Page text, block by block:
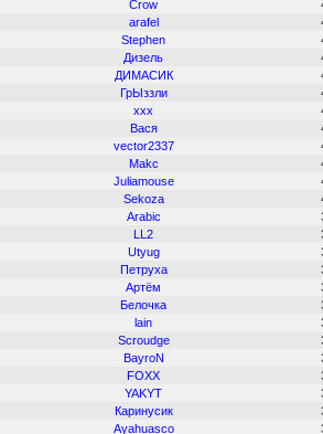
Crow
arafel
Stephen
Дизель
ДИМАСИК
ГрЫззли
xxx
Вася
vector2337
Makc
Juliamouse
Sekoza
Arabic
LL2
Utyug
Петруха
Артём
Белочка
lain
Scroudge
BayroN
FOXX
YAKYT
Каринусик
Ayahuasco